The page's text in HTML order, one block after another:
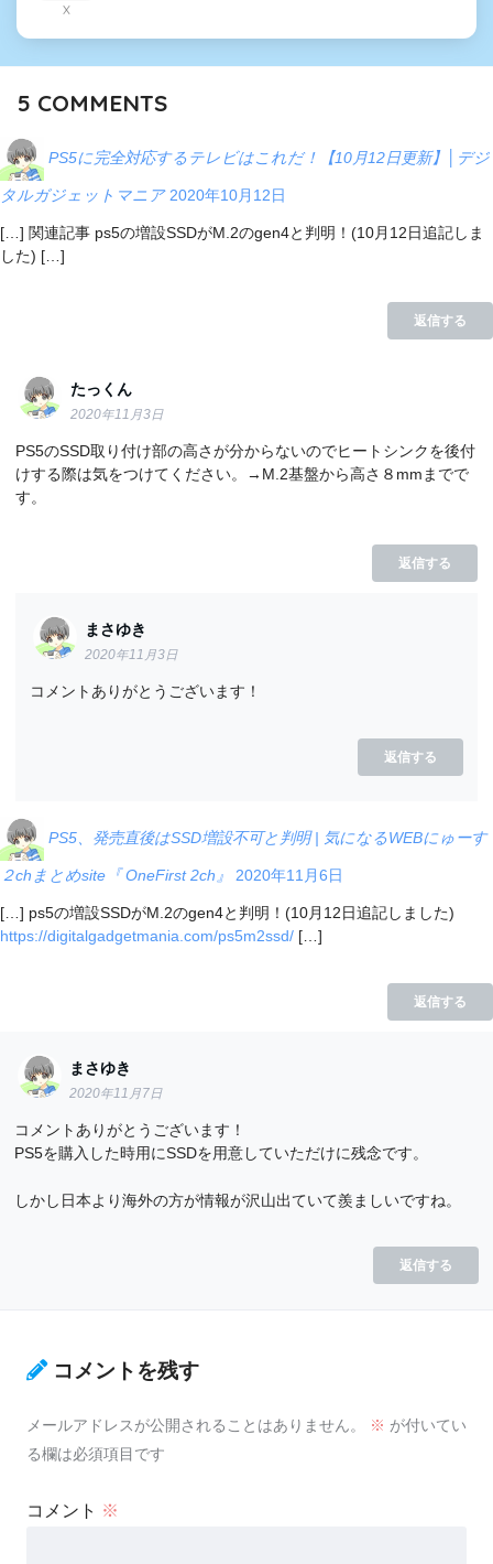
X
5 COMMENTS
PS5に完全対応するテレビはこれだ！【10月12日更新】│デジ
タルガジェットマニア 2020年10月12日
[…] 関連記事 ps5の増設SSDがM.2のgen4と判明！(10月12日追記しま
した) […]
返信する
たっくん
2020年11月3日
PS5のSSD取り付け部の高さが分からないのでヒートシンクを後付
けする際は気をつけてください。→M.2基盤から高さ８mmまでで
す。
返信する
まさゆき
2020年11月3日
コメントありがとうございます！
返信する
PS5、発売直後はSSD増設不可と判明 | 気になるWEBにゅーす
２chまとめsite『 OneFirst 2ch』 2020年11月6日
[…] ps5の増設SSDがM.2のgen4と判明！(10月12日追記しました)
https://digitalgadgetmania.com/ps5m2ssd/ […]
返信する
まさゆき
2020年11月7日
コメントありがとうございます！
PS5を購入した時用にSSDを用意していただけに残念です。
しかし日本より海外の方が情報が沢山出ていて羨ましいですね。
返信する
コメントを残す
メールアドレスが公開されることはありません。 ※ が付いてい
る欄は必須項目です
コメント ※